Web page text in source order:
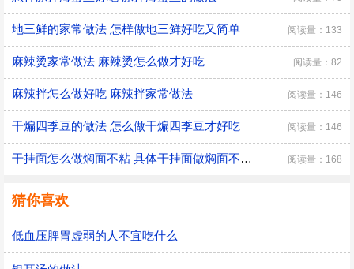
地三鲜的家常做法 怎样做地三鲜好吃又简单 阅读量：133
麻辣烫家常做法 麻辣烫怎么做才好吃 阅读量：82
麻辣拌怎么做好吃 麻辣拌家常做法 阅读量：146
干煸四季豆的做法 怎么做干煸四季豆才好吃 阅读量：146
干挂面怎么做焖面不粘 具体干挂面做焖面不粘的方法 阅读量：168
猜你喜欢
低血压脾胃虚弱的人不宜吃什么